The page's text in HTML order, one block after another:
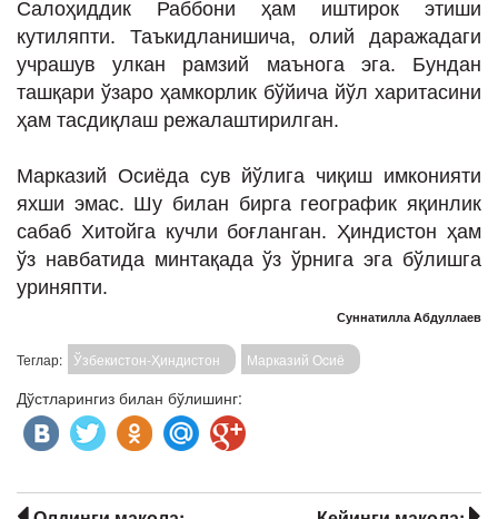
Реклама
СПОРТ
ТЕХНОЛОГИЯ
Салоҳиддик Раббони ҳам иштирок этиши
кутиляпти. Таъкидланишича, олий даражадаги
учрашув улкан рамзий маънога эга. Бундан
ташқари ўзаро ҳамкорлик бўйича йўл харитасини
ҳам тасдиқлаш режалаштирилган.
Марказий Осиёда сув йўлига чиқиш имконияти
яхши эмас. Шу билан бирга географик яқинлик
сабаб Хитойга кучли боғланган. Ҳиндистон ҳам
ўз навбатида минтақада ўз ўрнига эга бўлишга
уриняпти.
Суннатилла Абдуллаев
Теглар: Ўзбекистон-Ҳиндистон Марказий Оcиё
Дўстларингиз билан бўлишинг: